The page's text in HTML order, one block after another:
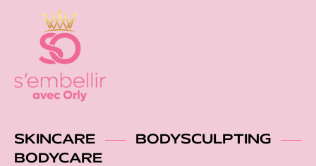
SKINCARE
BODYSCULPTING
BODYCARE